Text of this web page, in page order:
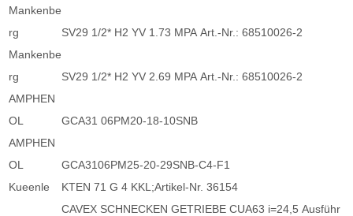
Mankenbe
rg
SV29 1/2* H2 YV 1.73 MPA Art.-Nr.: 68510026-2
Mankenbe
rg
SV29 1/2* H2 YV 2.69 MPA Art.-Nr.: 68510026-2
AMPHEN
OL
GCA31 06PM20-18-10SNB
AMPHEN
OL
GCA3106PM25-20-29SNB-C4-F1
Kueenle
KTEN 71 G 4 KKL;Artikel-Nr. 36154
CAVEX SCHNECKEN GETRIEBE CUA63 i=24,5 Ausführ